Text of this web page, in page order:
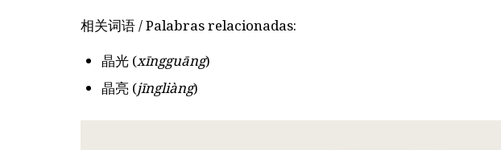
相关词语/ Palabras relacionadas:
晶光 (xīngguāng)
晶亮 (jīngliàng)